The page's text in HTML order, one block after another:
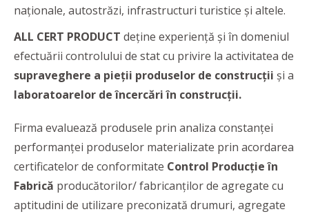
naționale, autostrăzi, infrastructuri turistice și altele.
ALL CERT PRODUCT deține experiență şi în domeniul
efectuării controlului de stat cu privire la activitatea de
supraveghere a pieţii produselor de construcţii și a
laboratoarelor de încercări în construcţii.
Firma evaluează produsele prin analiza constanței
performanței produselor materializate prin acordarea
certificatelor de conformitate Control Producţie în
Fabrică producătorilor/ fabricanților de agregate cu
aptitudini de utilizare preconizată drumuri, agregate